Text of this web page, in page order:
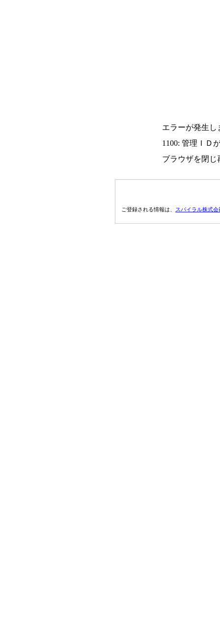
エラーが発生し
1100: 管理ＩＤ
ブラウザを閉じ
ご登録される情報は、 スパイラル株式会